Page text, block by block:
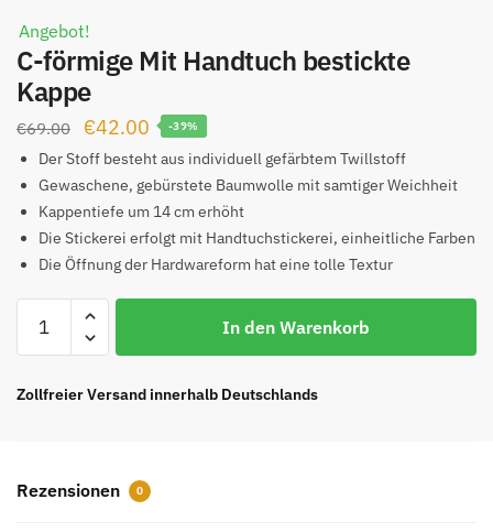
Angebot!
C-förmige Mit Handtuch bestickte
Kappe
€69.00
Ursprünglicher
Preis
war:
€69.00
€42.00 Aktueller
Preis
ist:
€42.00.
-39%
Der Stoff besteht aus individuell gefärbtem Twillstoff
Gewaschene, gebürstete Baumwolle mit samtiger Weichheit
Kappentiefe um 14 cm erhöht
Die Stickerei erfolgt mit Handtuchstickerei, einheitliche Farben
Die Öffnung der Hardwareform hat eine tolle Textur
förmige
Handtuch
In den Warenkorb
Zollfreier Versand innerhalb Deutschlands
Rezensionen 0